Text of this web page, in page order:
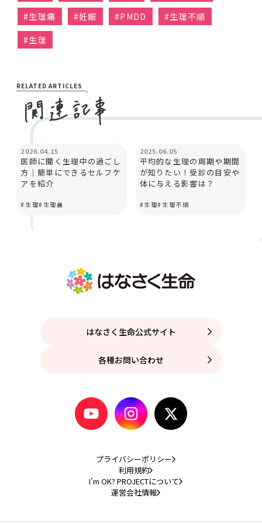
#生理痛 #妊娠 #PMDD #生理不順
#生理
RELATED ARTICLES
2026.04.15
医師に聞く生理中の過ごし
方│簡単にできるセルフケ
アを紹介
# 生理# 生理痛
2025.06.05
平均的な生理の周期や期間
が知りたい！受診の目安や
体に与える影響は？
#生理# 生理不順
はなさく生命公式サイト
各種お問い合わせ
プライバシーポリシー
利用規約
I’m OK? PROJECTについて
運営会社情報